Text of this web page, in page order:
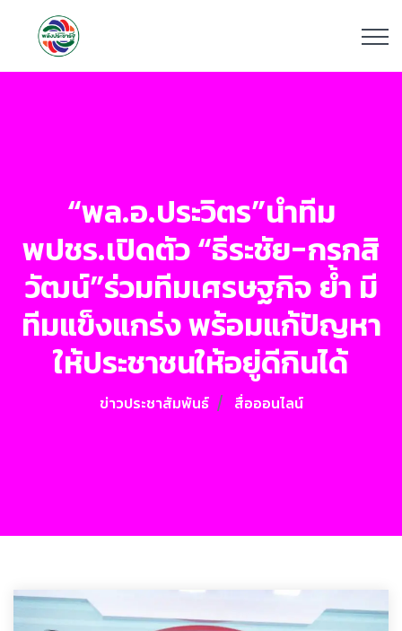
“พล.อ.ประวิตร”นำทีม
พปชร.เปิดตัว “ธีระชัย-กรกสิ
วัฒน์”ร่วมทีมเศรษฐกิจ ย้ำ มี
ทีมแข็งแกร่ง พร้อมแก้ปัญหา
ให้ประชาชนให้อยู่ดีกินได้
ข่าวประชาสัมพันธ์ สื่อออนไลน์